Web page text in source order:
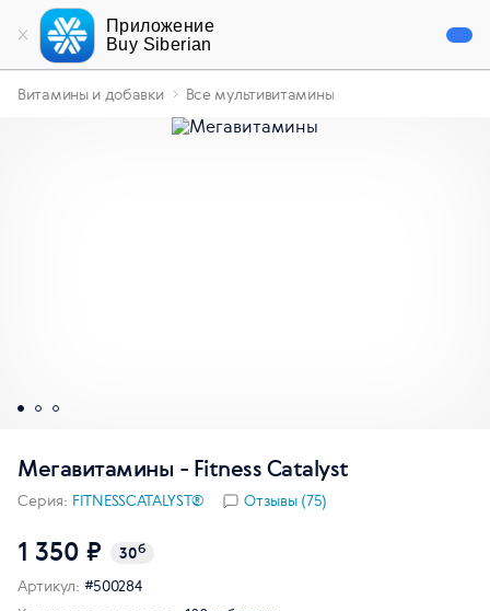
Приложение
Buy Siberian
Витамины и добавки Все мультивитамины
Мегавитамины - Fitness Catalyst
Серия: FITNESSCATALYST® Отзывы (75)
1 350 ₽ 30б
Артикул: #500284